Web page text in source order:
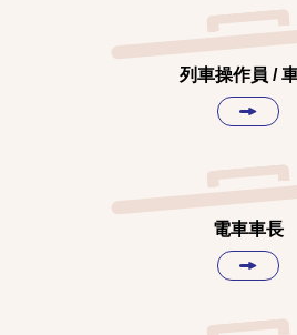
列車操作員 /
電車車長